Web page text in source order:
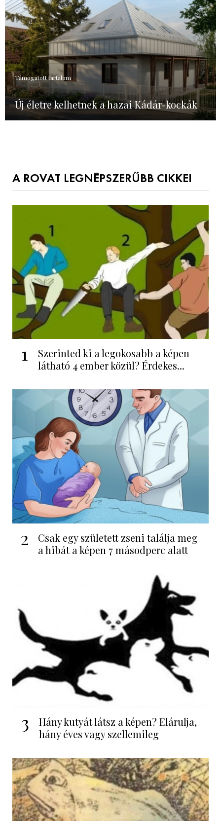
Támogatott tartalom
Új életre kelhetnek a hazai Kádár-kockák
A ROVAT LEGNÉPSZERŰBB CIKKEI
1
Szerinted ki a legokosabb a képen
látható 4 ember közül? Érdekes...
2
Csak egy született zseni találja meg
a hibát a képen 7 másodperc alatt
3
Hány kutyát látsz a képen? Elárulja,
hány éves vagy szellemileg